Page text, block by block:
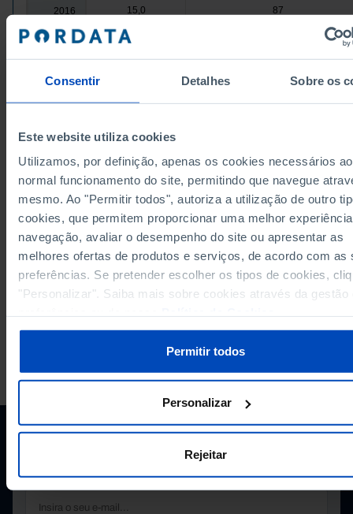
Consentir Detalhes Sobre os
Este website utiliza cookies
Utilizamos, por definição, apenas os cookies necessários ao
normal funcionamento do site, permitindo que navegue
mesmo. Ao "Permitir todos", autoriza a utilização de outro
cookies, que permitem proporcionar uma melhor
navegação, avaliar o desempenho do site ou apresentar as
melhores ofertas de produtos e serviços, de acordo com as
preferências. Se pretender escolher os tipos de cookies,
"Personalizar". Saiba mais sobre cookies através da gestão
Permitir todos
Personalizar
Rejeitar
2016
15,0
87
2019
15,9
Fontes/Entidades: INE, PORDATA
RELACIONADOS
Superfície agrícola utilizada na superfície total do país (%) em Portugal
Abastecimento de água: água captada, água tratada e água distribuída/
Continente em Portugal
SANTOS.
SUBSCREVER A NEWSLETTER DA
E-MAIL